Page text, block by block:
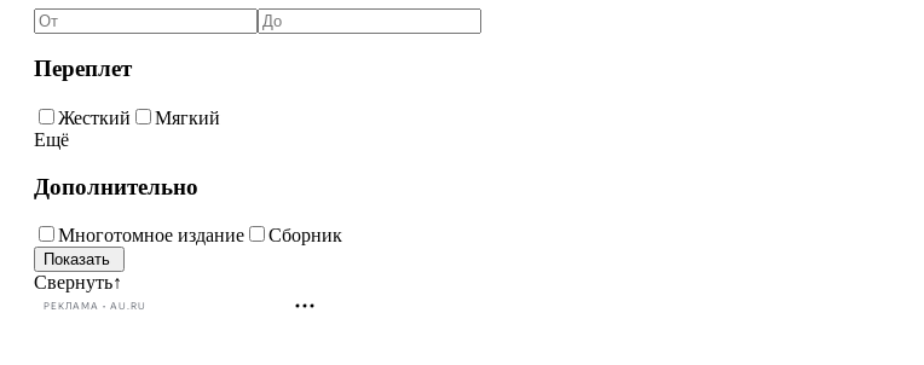
Переплет
Жесткий
Мягкий
Ещё
Дополнительно
Многотомное издание Сборник
Свернуть↑
РЕКЛАМА • AU.RU